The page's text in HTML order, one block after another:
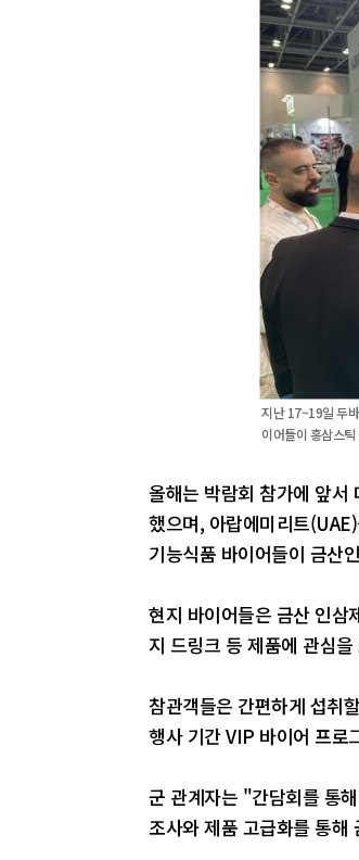
지난 17~19일 두
이어들이 홍삼스
올해는 박람회 참가에 앞서
했으며, 아랍에미리트
기능식품 바이어들이 금산
현지 바이어들은 금산 인삼
지 드링크 등 제품에 관심
참관객들은 간편하게 섭취
행사 기간 VIP 바이어 프로
군 관계자는 "간담회를 통
조사와 제품 고급화를 통해